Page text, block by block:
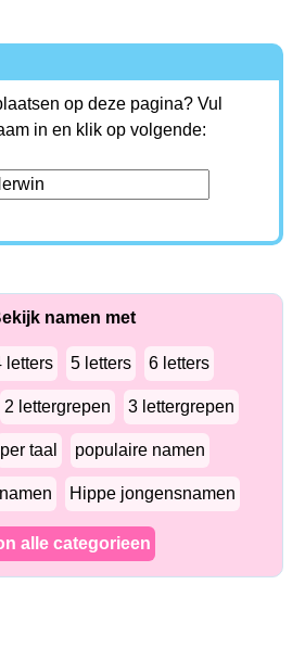
op deze pagina? Vul
in en klik op volgende:
namen met
letters 5 letters 6 letters
2 lettergrepen 3 lettergrepen
per taal populaire namen
Hippe jongensnamen
alle categorieen